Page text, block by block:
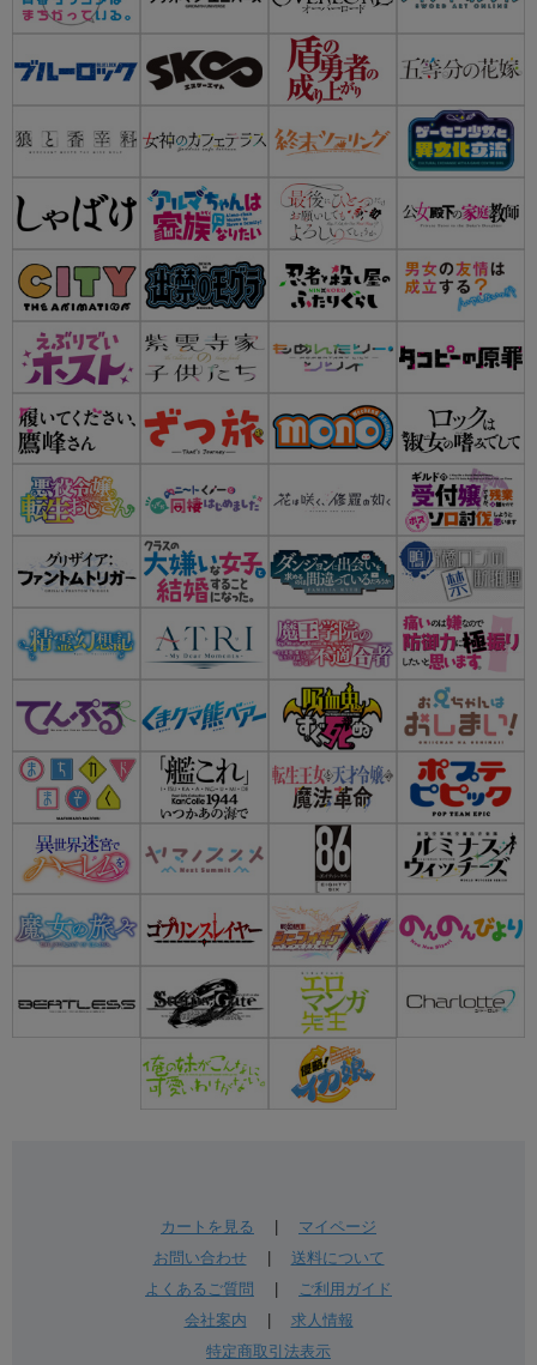
カートを見る
マイページ
お問い合わせ| 送料について
よくあるご質問
ご利用ガイド
会社案内
求人情報
特定商取引法表示